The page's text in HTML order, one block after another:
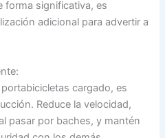
forma significativa, es
adicional para advertir a
cargado, es
Reduce la velocidad,
pasar por baches, y mantén